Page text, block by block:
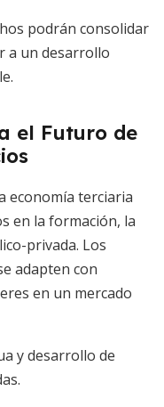
podrán consolidar
a un desarrollo
el Futuro de
economía terciaria
en la formación, la
privada. Los
adapten con
en un mercado
y desarrollo de